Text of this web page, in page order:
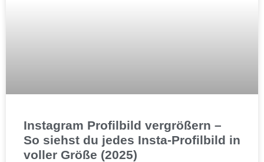
Instagram Profilbild vergrößern –
So siehst du jedes Insta-Profilbild in
voller Größe (2025)